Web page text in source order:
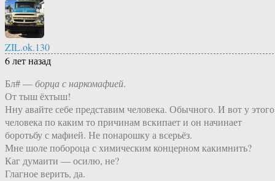
ZIL.ok.130
6 лет назад
Бл# —борца с наркомафией.
От тыш ёхтыш!
Нну авайте себе представим человека. Обычного. И вот у этого
человека по каким то причинам вскипает и он начинает
боротьбу с мафией. Не понарошку а всерьёз.
Мне шоле побороца с химическим концерном какимнить?
Каг думаити — осилю, не?
Глагное верить, да.